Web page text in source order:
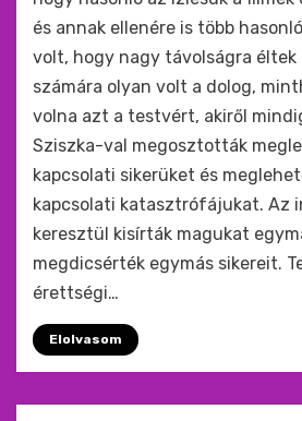
és annak ellenére is több
volt, hogy nagy távolságra éltek
számára olyan volt a dolog,
volna azt a testvért, akiről
Sziszka-val megosztották
kapcsolati sikerüket és
kapcsolati katasztrófájukat. Az
keresztül kisírták magukat
megdicsérték egymás sikereit.
érettségi…
Elolvasom